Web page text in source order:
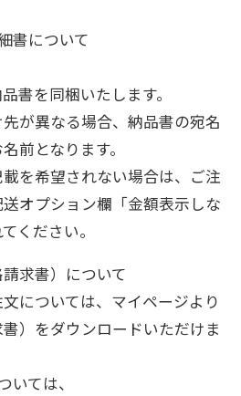
書について
書を同梱いたします。
が異なる場合、納品書の宛名
前となります。
を希望されない場合は、ご注
オプション欄「金額表示しな
ください。
求書）について
については、マイページより
）をダウンロードいただけま
ては、